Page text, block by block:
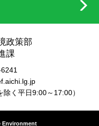
政策部
課
除く平日9:00～17:00）
Environment